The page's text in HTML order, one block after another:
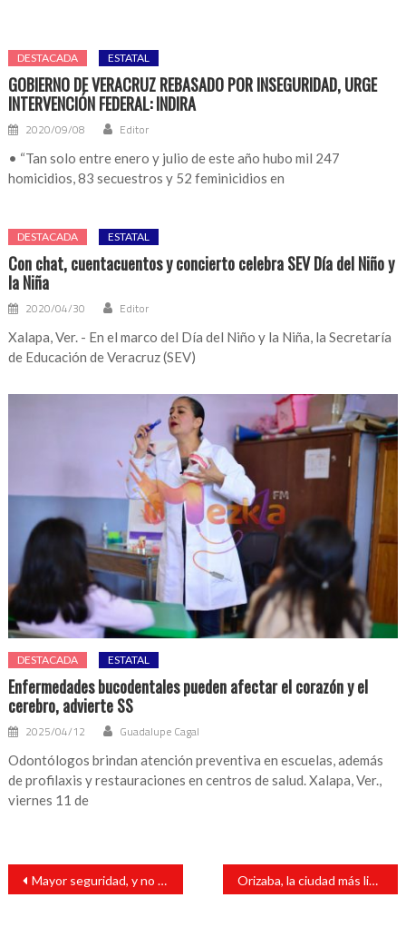
DESTACADA ESTATAL
GOBIERNO DE VERACRUZ REBASADO POR INSEGURIDAD, URGE
INTERVENCIÓN FEDERAL: INDIRA
2020/09/08 Editor
• “Tan solo entre enero y julio de este año hubo mil 247
homicidios, 83 secuestros y 52 feminicidios en
DESTACADA ESTATAL
Con chat, cuentacuentos y concierto celebra SEV Día del Niño y
la Niña
2020/04/30 Editor
Xalapa, Ver. - En el marco del Día del Niño y la Niña, la Secretaría
de Educación de Veracruz (SEV)
DESTACADA ESTATAL
Enfermedades bucodentales pueden afectar el corazón y el
cerebro, advierte SS
2025/04/12 Guadalupe Cagal
Odontólogos brindan atención preventiva en escuelas, además
de profilaxis y restauraciones en centros de salud. Xalapa, Ver.,
viernes 11 de
Navegación
entradas
Mayor seguridad, y no detener capos, la estrategia del Gobierno mexicano Orizaba, la ciudad más limpia del país; Actitux busca reproducir experiencia